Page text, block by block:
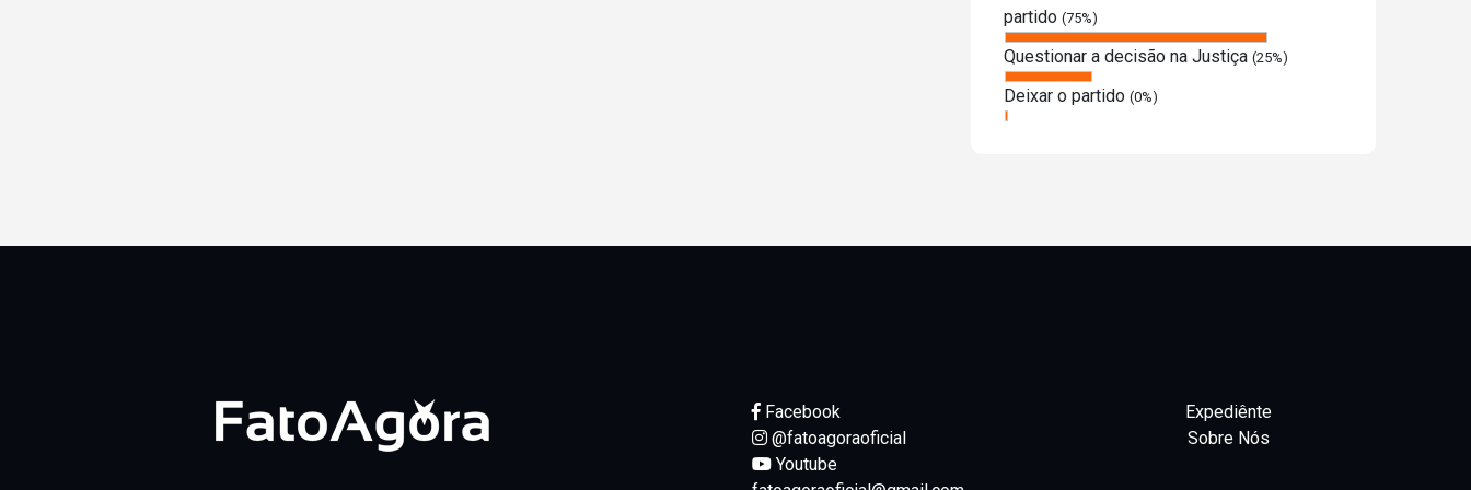
partido (75%)
Questionar a decisão na Justiça (25%)
Deixar o partido (0%)
Facebook
@fatoagoraoficial
Youtube
Expediênte
Sobre Nós